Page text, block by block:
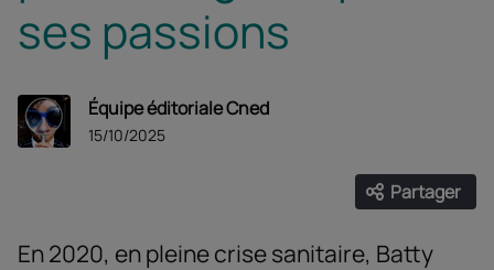
ses passions
Équipe éditoriale Cned
15/10/2025
Partager
Ouvrir
En 2020, en pleine crise sanitaire, Batty